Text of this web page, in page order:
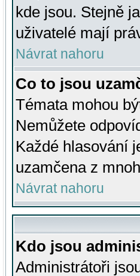
kde jsou. Stejně
uživatelé mají
Návrat nahoru
Co to jsou
Témata mohou
Nemůžete
Každé hlasování
uzamčena z
Návrat nahoru
Kdo jsou
Administrátoři